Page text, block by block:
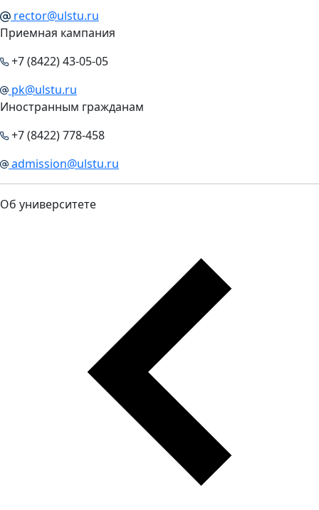
rector@ulstu.ru
Приемная кампания
+7 (8422) 43-05-05
pk@ulstu.ru
Иностранным гражданам
+7 (8422) 778-458
admission@ulstu.ru
Об университете